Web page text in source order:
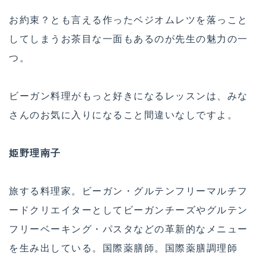
お約束？とも言える作ったベジオムレツを落っこと
してしまうお茶目な一面もあるのが先生の魅力の一
つ。
ビーガン料理がもっと好きになるレッスンは、みな
さんのお気に入りになること間違いなしですよ。
姫野理南子
旅する料理家。ビーガン・グルテンフリーマルチフ
ードクリエイターとしてビーガンチーズやグルテン
フリーベーキング・パスタなどの革新的なメニュー
を生み出している。国際薬膳師。国際薬膳調理師